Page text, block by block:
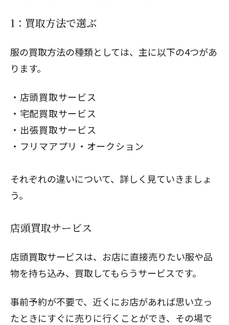
1：買取方法で選ぶ
服の買取方法の種類としては、主に以下の4つがあ
ります。
店頭買取サービス
宅配買取サービス
出張買取サービス
フリマアプリ・オークション
それぞれの違いについて、詳しく見ていきましょ
う。
店頭買取サービス
店頭買取サービスは、お店に直接売りたい服や品
物を持ち込み、買取してもらうサービスです。
事前予約が不要で、近くにお店があれば思い立っ
たときにすぐに売りに行くことができ、その場で